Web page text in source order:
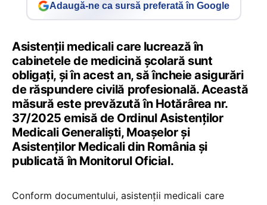
Adaugă-ne ca sursă preferată în Google
Asistenții medicali care lucrează în
cabinetele de medicină școlară sunt
obligați, și în acest an, să încheie asigurări
de răspundere civilă profesională. Această
măsură este prevăzută în Hotărârea nr.
37/2025 emisă de Ordinul Asistenților
Medicali Generaliști, Moașelor și
Asistenților Medicali din România și
publicată în Monitorul Oficial.
Conform documentului, asistenții medicali care